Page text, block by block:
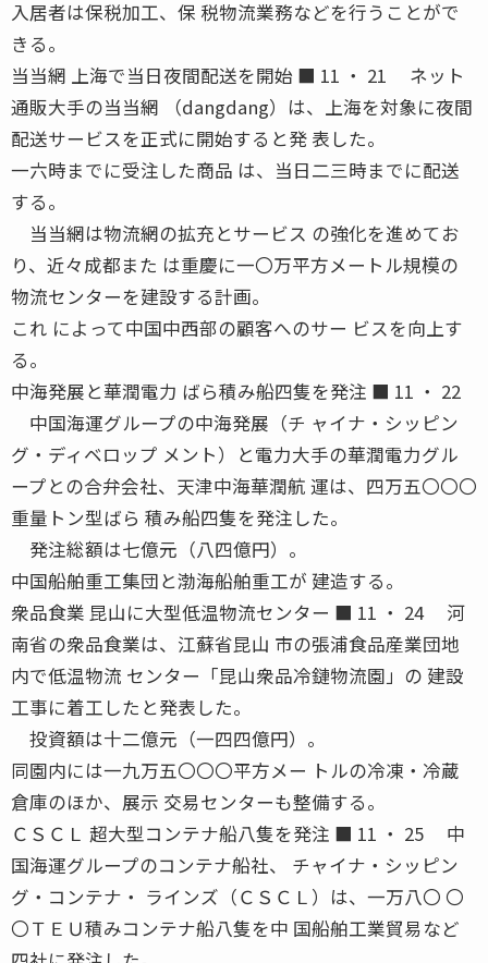
入居者は保税加工、保 税物流業務などを行うことがで
きる。
当当網 上海で当日夜間配送を開始 ■ 11 ・ 21 ネット
通販大手の当当網 （dangdang）は、上海を対象に夜間
配送サービスを正式に開始すると発 表した。
一六時までに受注した商品 は、当日二三時までに配送
する。
当当網は物流網の拡充とサービス の強化を進めてお
り、近々成都また は重慶に一〇万平方メートル規模の
物流センターを建設する計画。
これ によって中国中西部の顧客へのサー ビスを向上す
る。
中海発展と華潤電力 ばら積み船四隻を発注 ■ 11 ・ 22
中国海運グループの中海発展（チ ャイナ・シッピン
グ・ディベロップ メント）と電力大手の華潤電力グル
ープとの合弁会社、天津中海華潤航 運は、四万五〇〇〇
重量トン型ばら 積み船四隻を発注した。
発注総額は七億元（八四億円）。
中国船舶重工集団と渤海船舶重工が 建造する。
衆品食業 昆山に大型低温物流センター ■ 11 ・ 24 河
南省の衆品食業は、江蘇省昆山 市の張浦食品産業団地
内で低温物流 センター「昆山衆品冷鏈物流園」の 建設
工事に着工したと発表した。
投資額は十二億元（一四四億円）。
同園内には一九万五〇〇〇平方メー トルの冷凍・冷蔵
倉庫のほか、展示 交易センターも整備する。
ＣＳＣＬ 超大型コンテナ船八隻を発注 ■ 11 ・ 25 中
国海運グループのコンテナ船社、 チャイナ・シッピン
グ・コンテナ・ ラインズ（ＣＳＣＬ）は、一万八〇 〇
〇ＴＥＵ積みコンテナ船八隻を中 国船舶工業貿易など